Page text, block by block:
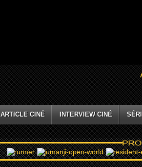
ARTICLE CINÉ INTERVIEW CINÉ